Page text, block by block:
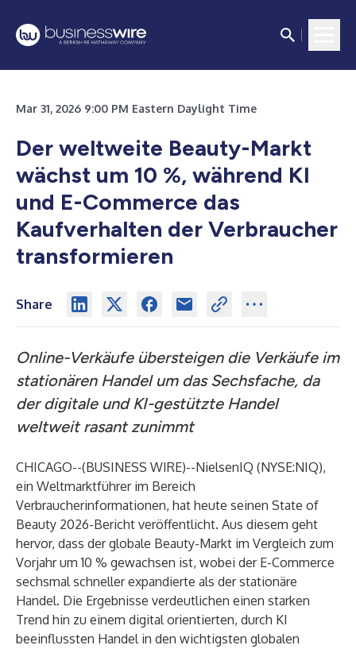
Mar 31, 2026 9:00 PM Eastern Daylight Time
Der weltweite Beauty-Markt
wächst um 10 %, während KI
und E-Commerce das
Kaufverhalten der Verbraucher
transformieren
Share
Online-Verkäufe übersteigen die Verkäufe im
stationären Handel um das Sechsfache, da
der digitale und KI-gestützte Handel
weltweit rasant zunimmt
CHICAGO--(BUSINESS WIRE)--NielsenIQ (NYSE:NIQ),
ein Weltmarktführer im Bereich
Verbraucherinformationen, hat heute seinen State of
Beauty 2026-Bericht veröffentlicht. Aus diesem geht
hervor, dass der globale Beauty-Markt im Vergleich zum
Vorjahr um 10 % gewachsen ist, wobei der E-Commerce
sechsmal schneller expandierte als der stationäre
Handel. Die Ergebnisse verdeutlichen einen starken
Trend hin zu einem digital orientierten, durch KI
beeinflussten Handel in den wichtigsten globalen